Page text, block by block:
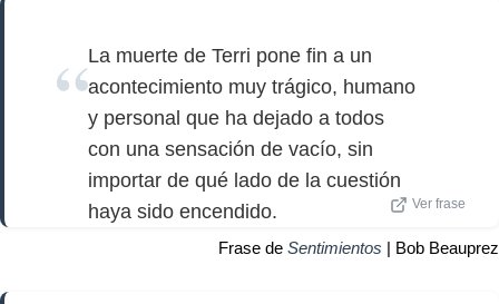
La muerte de Terri pone fin a un
acontecimiento muy trágico, humano
y personal que ha dejado a todos
con una sensación de vacío, sin
importar de qué lado de la cuestión
haya sido encendido.
Ver frase
Frase de Sentimientos | Bob Beauprez